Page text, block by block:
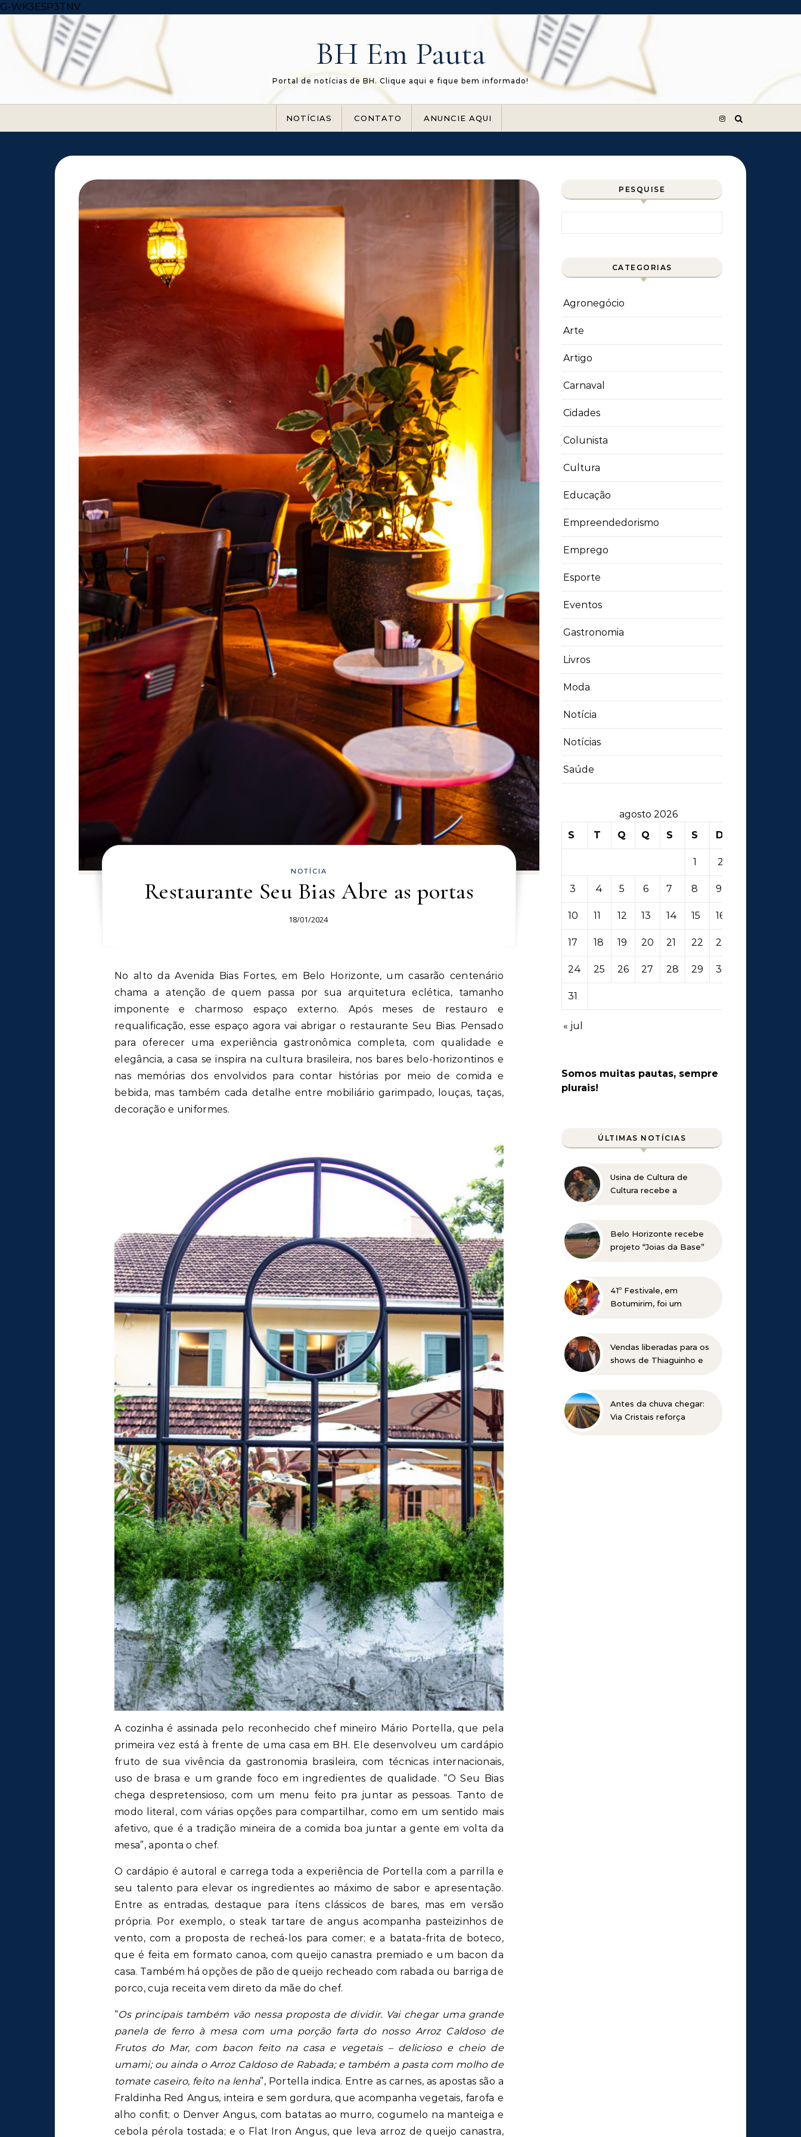
G-WK3E5P3TNVSkip to content
BH Em Pauta
Portal de notícias de BH. Clique aqui e fique bem informado!
NOTÍCIAS CONTATO ANUNCIE AQUI
NOTÍCIA
Restaurante Seu Bias Abre as portas
18/01/2024
No alto da Avenida Bias Fortes, em Belo Horizonte, um casarão centenário
chama a atenção de quem passa por sua arquitetura eclética, tamanho
imponente e charmoso espaço externo. Após meses de restauro e
requalificação, esse espaço agora vai abrigar o restaurante Seu Bias. Pensado
para oferecer uma experiência gastronômica completa, com qualidade e
elegância, a casa se inspira na cultura brasileira, nos bares belo-horizontinos e
nas memórias dos envolvidos para contar histórias por meio de comida e
bebida, mas também cada detalhe entre mobiliário garimpado, louças, taças,
decoração e uniformes.
A cozinha é assinada pelo reconhecido chef mineiro Mário Portella, que pela
primeira vez está à frente de uma casa em BH. Ele desenvolveu um cardápio
fruto de sua vivência da gastronomia brasileira, com técnicas internacionais,
uso de brasa e um grande foco em ingredientes de qualidade. “O Seu Bias
chega despretensioso, com um menu feito pra juntar as pessoas. Tanto de
modo literal, com várias opções para compartilhar, como em um sentido mais
afetivo, que é a tradição mineira de a comida boa juntar a gente em volta da
mesa”, aponta o chef.
O cardápio é autoral e carrega toda a experiência de Portella com a parrilla e
seu talento para elevar os ingredientes ao máximo de sabor e apresentação.
Entre as entradas, destaque para ítens clássicos de bares, mas em versão
própria. Por exemplo, o steak tartare de angus acompanha pasteizinhos de
vento, com a proposta de recheá-los para comer; e a batata-frita de boteco,
que é feita em formato canoa, com queijo canastra premiado e um bacon da
casa. Também há opções de pão de queijo recheado com rabada ou barriga de
porco, cuja receita vem direto da mãe do chef.
“Os principais também vão nessa proposta de dividir. Vai chegar uma grande
panela de ferro à mesa com uma porção farta do nosso Arroz Caldoso de
Frutos do Mar, com bacon feito na casa e vegetais – delicioso e cheio de
umami; ou ainda o Arroz Caldoso de Rabada; e também a pasta com molho de
tomate caseiro, feito na lenha”, Portella indica. Entre as carnes, as apostas são a
Fraldinha Red Angus, inteira e sem gordura, que acompanha vegetais, farofa e
alho confit; o Denver Angus, com batatas ao murro, cogumelo na manteiga e
cebola pérola tostada; e o Flat Iron Angus, que leva arroz de queijo canastra,
PESQUISE
CATEGORIAS
Agronegócio
Arte
Artigo
Carnaval
Cidades
Colunista
Cultura
Educação
Empreendedorismo
Emprego
Esporte
Eventos
Gastronomia
Livros
Moda
Notícia
Notícias
Saúde
agosto 2026
S
T Q Q S S D
1 2
3 4 5 6 7 8 9
10 11 12 13 14 15 16
17 18 19 20 21 22 23
24 25 26 27 28 29 30
31
« jul
Somos muitas pautas, sempre
plurais!
ÚLTIMAS NOTÍCIAS
Usina de Cultura de
Cultura recebe a
Belo Horizonte recebe
projeto “Joias da Base”
41º Festivale, em
Botumirim, foi um
do Vale do Jequitinhonha
Vendas liberadas para os
shows de Thiaguinho e
Antes da chuva chegar:
Via Cristais reforça